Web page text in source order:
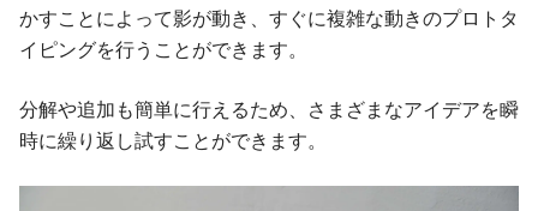
かすことによって影が動き、すぐに複雑な動きのプロトタ
イピングを行うことができます。
分解や追加も簡単に行えるため、さまざまなアイデアを瞬
時に繰り返し試すことができます。